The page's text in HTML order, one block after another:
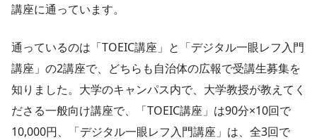
講座に通っています。
通っているのは「TOEIC講座」と「デジタル一眼レフ入門
講座」の2講座で、どちらも自治体の広報で受講生募集を
知りました。大学のキャンパス内で、大学教授が教えてく
ださる一般向け講座で、「TOEIC講座」は90分×10回で
10,000円、「デジタル一眼レフ入門講座」は、全3回で